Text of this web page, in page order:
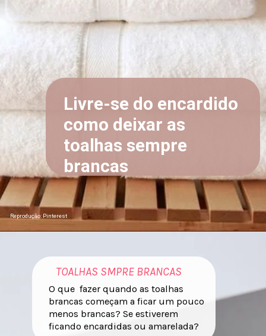
Reprodução: Pinterest
Livre-se do encardido
como deixar as
toalhas sempre
brancas
TOALHAS SMPRE BRANCAS
O que fazer quando as toalhas
brancas começam a ficar um pouco
menos brancas? Se estiverem
ficando encardidas ou amarelada?